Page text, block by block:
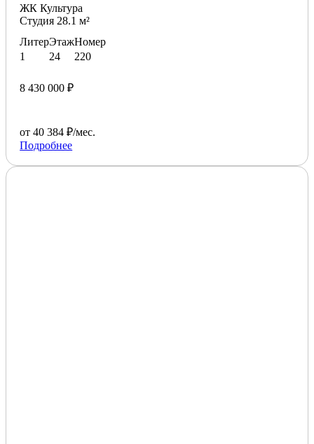
ЖК Культура
Студия 28.1 м²
Литер
1
Этаж
24
Номер
220
8 430 000 ₽
от 40 384 ₽/мес.
Подробнее